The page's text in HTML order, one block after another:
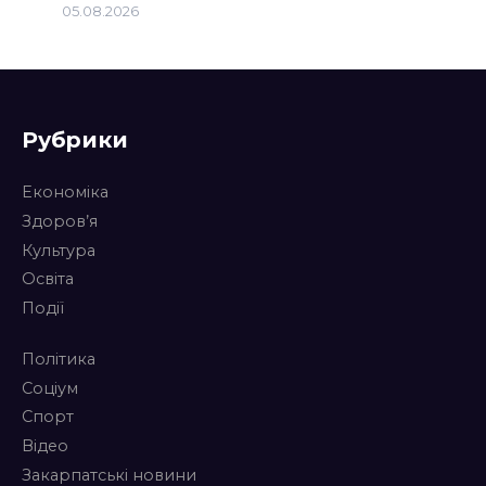
05.08.2026
Рубрики
Економіка
Здоров’я
Культура
Освіта
Події
Політика
Соціум
Спорт
Відео
Закарпатські новини